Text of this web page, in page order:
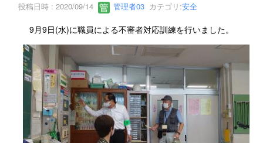
投稿日時 : 2020/09/14 管理者03 カテゴリ:安全
9月9日(水)に職員による不審者対応訓練を行いました。